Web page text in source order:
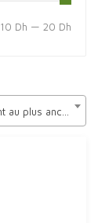
10 Dh — 20 Dh